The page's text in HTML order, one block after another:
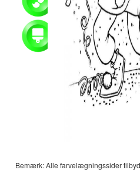
Bemærk: Alle farvelægningssider